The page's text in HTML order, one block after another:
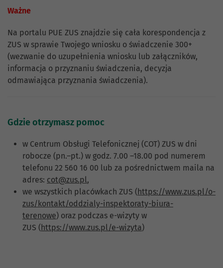
Ważne
Na portalu PUE ZUS znajdzie się cała korespondencja z
ZUS w sprawie Twojego wniosku o świadczenie 300+
(wezwanie do uzupełnienia wniosku lub załączników,
informacja o przyznaniu świadczenia, decyzja
odmawiająca przyznania świadczenia).
Gdzie otrzymasz pomoc
w Centrum Obsługi Telefonicznej (COT) ZUS w dni
robocze (pn.–pt.) w godz. 7.00 –18.00 pod numerem
telefonu 22 560 16 00 lub za pośrednictwem maila na
adres: cot@zus.pl,
we wszystkich placówkach ZUS (https://www.zus.pl/o-
zus/kontakt/oddzialy-inspektoraty-biura-
terenowe) oraz podczas e-wizyty w
ZUS (https://www.zus.pl/e-wizyta)